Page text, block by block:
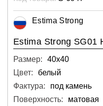
Estima Strong
Estima Strong SG01
Размер:
40х40
Цвет:
белый
Фактура:
под камень
Поверхность:
матовая